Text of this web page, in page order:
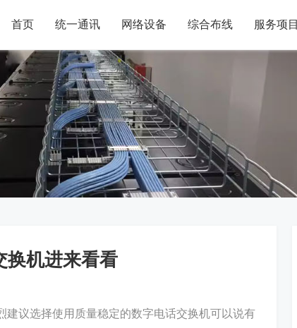
首页 统一通讯 网络设备 综合布线 服务项目
换机进来看看
议选择使用质量稳定的数字电话交换机可以说有